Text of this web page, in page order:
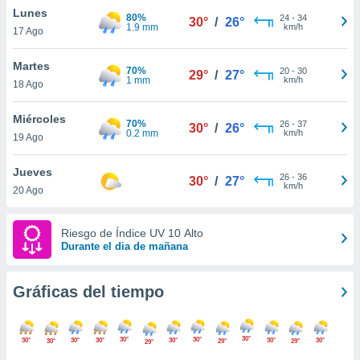
abono
únicos
similares
este sitio
IP
de
traten tus
a lo que
Lunes
17 Ago
80%
1.9 mm
30° / 26° 24- 34
km/h
Martes
18 Ago
70%
1 mm
29° / 27° 20- 30
km/h
Miércoles
19 Ago
70%
0.2 mm
30° / 26° 26- 37
km/h
Jueves
20 Ago
30° / 27° 26- 36
km/h
Riesgo de Índice UV 10 Alto
Durante el dia de mañana
Gráficas del tiempo
30° 30° 30° 30° 30° 29° 30° 30° 29° 30° 30° 29° 30°